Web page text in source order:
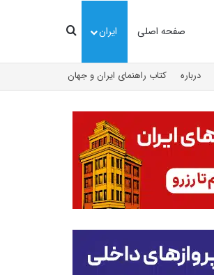
صفحه اصلی ایران
درباره کتاب راهنمای ایران و جهان